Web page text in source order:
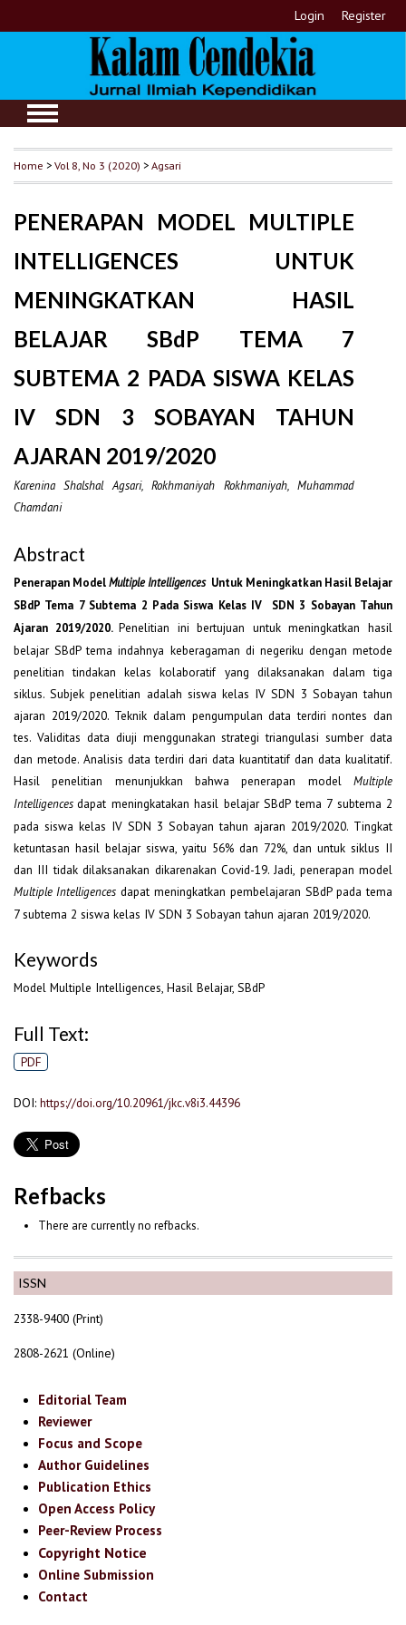
Login Register
ISSN
2338-9400 (Print)
2808-2621 (Online)
Editorial Team
Reviewer
Focus and Scope
Author Guidelines
Publication Ethics
Open Access Policy
Peer-Review Process
Copyright Notice
Online Submission
Contact
Home >Vol 8, No 3 (2020) >Agsari
PENERAPAN MODEL MULTIPLE
INTELLIGENCES UNTUK
MENINGKATKAN HASIL
BELAJAR SBdP TEMA 7
SUBTEMA 2 PADA SISWA KELAS
IV SDN 3 SOBAYAN TAHUN
AJARAN 2019/2020
Karenina Shalshal Agsari, Rokhmaniyah Rokhmaniyah, Muhammad
Chamdani
Abstract
Penerapan ModelMultiple Intelligences Untuk Meningkatkan Hasil Belajar
SBdP Tema 7 Subtema 2 Pada Siswa Kelas IV
SDN 3 Sobayan Tahun
Ajaran 2019/2020.Penelitian ini bertujuan untuk meningkatkan hasil
belajar SBdP tema indahnya keberagaman di negeriku dengan metode
penelitian tindakan kelas kolaboratif yang dilaksanakan dalam tiga
siklus. Subjek penelitian adalah siswa kelas IV SDN 3 Sobayan tahun
ajaran 2019/2020. Teknik dalam pengumpulan data terdiri nontes dan
tes. Validitas data diuji menggunakan strategi triangulasi sumber data
dan metode. Analisis data terdiri dari data kuantitatif dan data kualitatif.
Hasil penelitian menunjukkan bahwa penerapan model Multiple
Intelligencesdapat meningkatakan hasil belajar SBdP tema 7 subtema 2
pada siswa kelas IV SDN 3 Sobayan tahun ajaran 2019/2020. Tingkat
ketuntasan hasil belajar siswa, yaitu 56% dan 72%, dan untuk siklus II
dan III tidak dilaksanakan dikarenakan Covid-19. Jadi, penerapan model
Multiple Intelligences dapat meningkatkan pembelajaran SBdP pada tema
7 subtema 2 siswa kelas IV SDN 3 Sobayan tahun ajaran 2019/2020.
Keywords
Model Multiple Intelligences, Hasil Belajar, SBdP
Full Text:
PDF
DOI: https://doi.org/10.20961/jkc.v8i3.44396
Refbacks
There are currently no refbacks.